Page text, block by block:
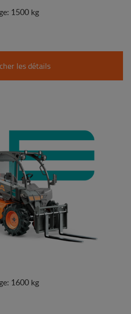
1500 kg
les détails
1600 kg